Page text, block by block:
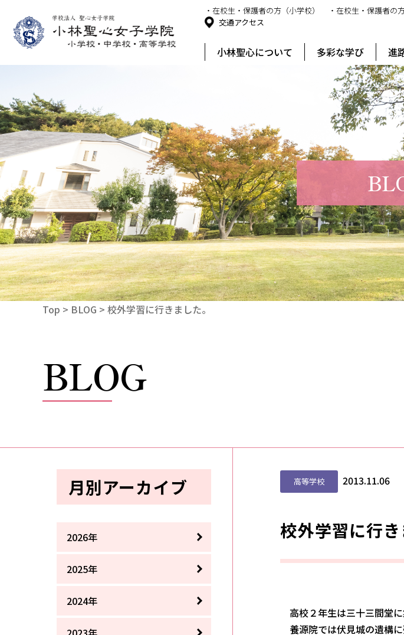
・在校生・保護者の方（小学校） ・在校生・保護者の
交通アクセス
小林聖心について 多彩な学び 進
Top > BLOG > 校外学習に行きました。
BLOG
高等学校 2013.11.06
校外学習に行き
高校２年生は三十三間堂
養源院では伏見城の遺構
月別アーカイブ
2026年
2025年
2024年